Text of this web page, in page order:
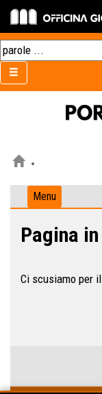
Menu
Pagina
Ci scusiamo per